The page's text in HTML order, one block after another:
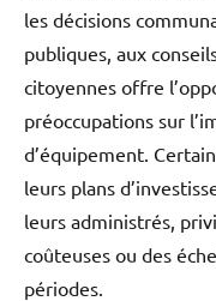
les décisions
publiques, aux
citoyennes offre
préoccupations sur
d’équipement.
leurs plans
leurs administrés,
coûteuses ou des
périodes.